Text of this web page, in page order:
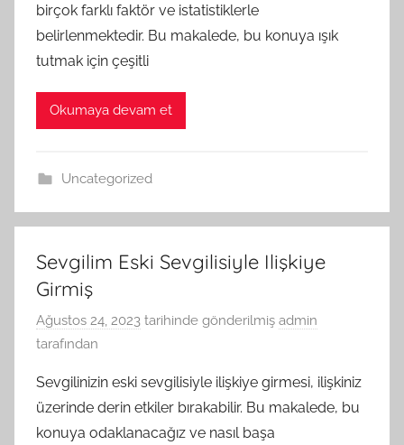
birçok farklı faktör ve istatistiklerle
belirlenmektedir. Bu makalede, bu konuya ışık
tutmak için çeşitli
Okumaya devam et
Uncategorized
Sevgilim Eski Sevgilisiyle Ilişkiye
Girmiş
Ağustos 24, 2023 tarihinde gönderilmiş admin
tarafından
Sevgilinizin eski sevgilisiyle ilişkiye girmesi, ilişkiniz
üzerinde derin etkiler bırakabilir. Bu makalede, bu
konuya odaklanacağız ve nasıl başa